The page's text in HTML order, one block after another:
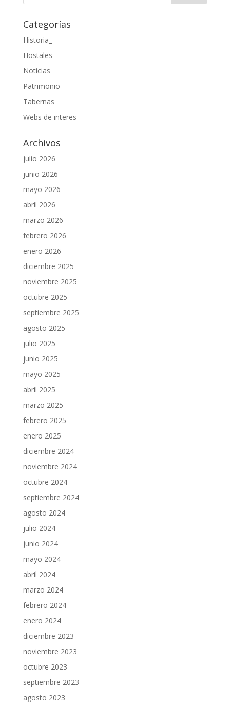
Categorías
Historia_
Hostales
Noticias
Patrimonio
Tabernas
Webs de interes
Archivos
julio 2026
junio 2026
mayo 2026
abril 2026
marzo 2026
febrero 2026
enero 2026
diciembre 2025
noviembre 2025
octubre 2025
septiembre 2025
agosto 2025
julio 2025
junio 2025
mayo 2025
abril 2025
marzo 2025
febrero 2025
enero 2025
diciembre 2024
noviembre 2024
octubre 2024
septiembre 2024
agosto 2024
julio 2024
junio 2024
mayo 2024
abril 2024
marzo 2024
febrero 2024
enero 2024
diciembre 2023
noviembre 2023
octubre 2023
septiembre 2023
agosto 2023